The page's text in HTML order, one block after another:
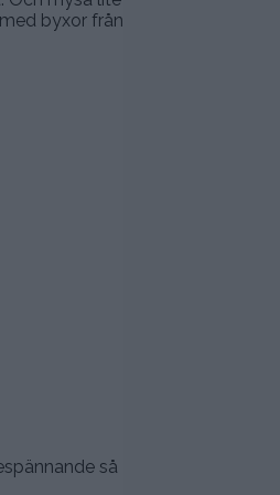
byxor från
så